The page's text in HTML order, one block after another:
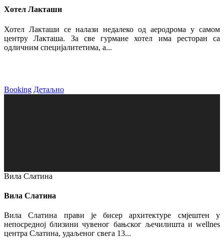
Хотел Лакташи
Хотел Лакташи се налази недалеко од аеродрома у самом
центру Лакташа. За све гурмане хотел има ресторан са
одличним специјалитетима, а...
Booking Детаљно
Вила Слатина
Вила Слатина
Вила Слатина прави је бисер архитектуре смјештен у
непосредној близини чувеног бањског љечилишта и wellnes
центра Слатина, удаљеног свега 13...